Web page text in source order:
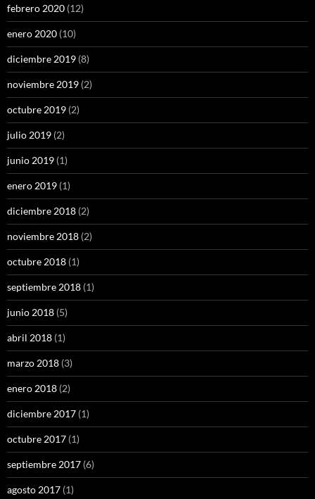
febrero 2020 (12)
enero 2020 (10)
diciembre 2019 (8)
noviembre 2019 (2)
octubre 2019 (2)
julio 2019 (2)
junio 2019 (1)
enero 2019 (1)
diciembre 2018 (2)
noviembre 2018 (2)
octubre 2018 (1)
septiembre 2018 (1)
junio 2018 (5)
abril 2018 (1)
marzo 2018 (3)
enero 2018 (2)
diciembre 2017 (1)
octubre 2017 (1)
septiembre 2017 (6)
agosto 2017 (1)